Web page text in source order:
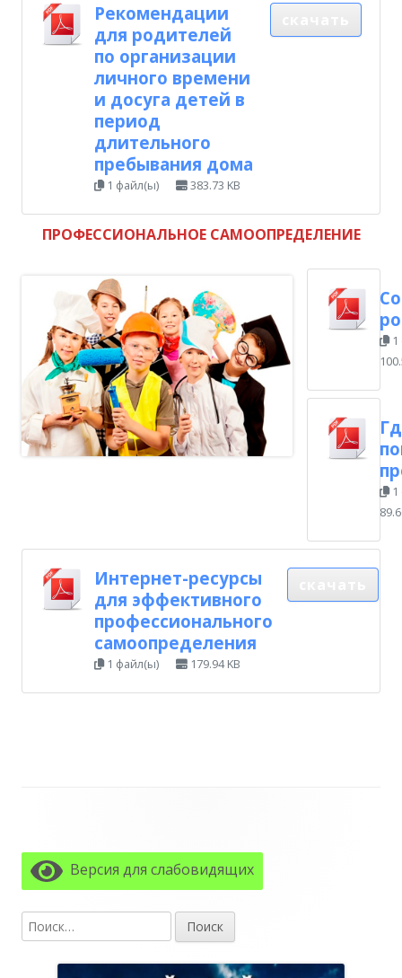
Рекомендации
для родителей
по организации
личного времени
и досуга детей в
период
длительного
пребывания дома
1 файл(ы) 383.73 KB
ПРОФЕССИОНАЛЬНОЕ САМООПРЕДЕЛЕНИЕ
1
1
Интернет-ресурсы
для эффективного
профессионального
самоопределения
1 файл(ы) 179.94 KB
боковая
колонка
Версия для слабовидящих
Найти: